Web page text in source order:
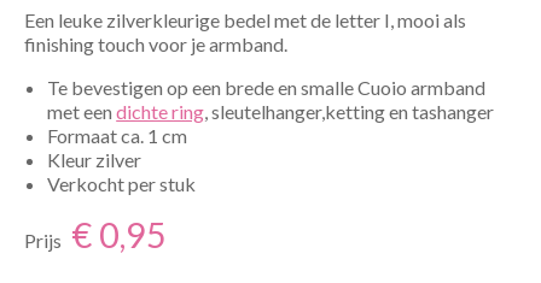
Een leuke zilverkleurige bedel met de letter I, mooi als
finishing touch voor je armband.
Te bevestigen op een brede en smalle Cuoio armband
met eendichte ring , sleutelhanger,ketting en tashanger
Formaat ca. 1 cm
Kleur zilver
Verkocht per stuk
Prijs € 0,95